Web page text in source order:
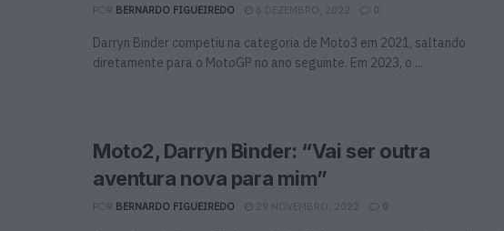
BERNARDO FIGUEIREDO 6 DEZEMBRO, 2022 0
Darryn Binder competiu na categoria de Moto3 em 2021, saltando
diretamente para o MotoGP no ano seguinte. Em 2023, o ...
Moto2, Darryn Binder: “Vai ser outra
aventura nova para mim”
BERNARDO FIGUEIREDO 0